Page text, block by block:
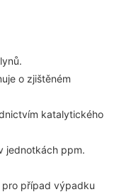
o zjištěném
katalytického
jednotkách ppm.
pro případ výpadku